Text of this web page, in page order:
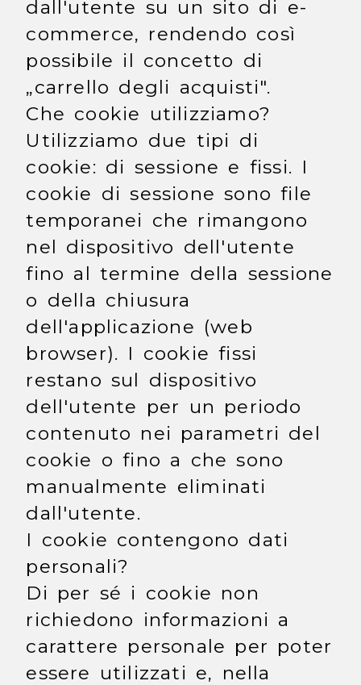
dall'utente su un sito di e-
commerce, rendendo così
possibile il concetto di
„carrello degli acquisti".
Che cookie utilizziamo?
Utilizziamo due tipi di
cookie: di sessione e fissi. I
cookie di sessione sono file
temporanei che rimangono
nel dispositivo dell'utente
fino al termine della sessione
o della chiusura
dell'applicazione (web
browser). I cookie fissi
restano sul dispositivo
dell'utente per un periodo
contenuto nei parametri del
cookie o fino a che sono
manualmente eliminati
dall'utente.
I cookie contengono dati
personali?
Di per sé i cookie non
richiedono informazioni a
carattere personale per poter
essere utilizzati e, nella